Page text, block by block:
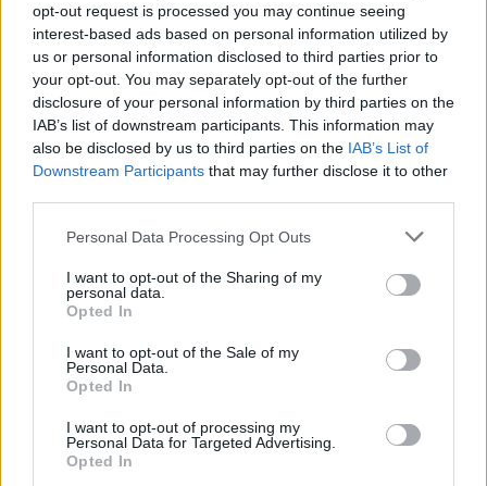
opt-out request is processed you may continue seeing
interest-based ads based on personal information utilized by
us or personal information disclosed to third parties prior to
your opt-out. You may separately opt-out of the further
disclosure of your personal information by third parties on the
IAB’s list of downstream participants. This information may
also be disclosed by us to third parties on the IAB’s List of
Downstream Participants that may further disclose it to other
Personal Data Processing Opt Outs
I want to opt-out of the Sharing of my
personal data.
Opted In
I want to opt-out of the Sale of my
Personal Data.
Opted In
I want to opt-out of processing my
Personal Data for Targeted Advertising.
Opted In
Νέο χτύπημα στα Στενά του Ορμούζ: Βλήμα έπληξε
πλοίο κοντά στο Khasab του Ομάν
22:27
Παράνοια σε γάμο στη Μαδέρα: Νόμιζαν ότι
παντρεύονται ο Κριστιάνο Ρονάλντο με την Χεορχίνα -
Βίντεο
Γιάννης Κωνσταντέλιας: Μπαμπάς για δεύτερη φορά έγινε
ο ποδοσφαιριστής του ΠΑΟΚ
22:03
Τραγωδία στην Πάρο: Για ανθρωποκτονία από αμέλεια
του beach bar